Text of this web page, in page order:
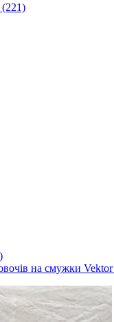
(221)
на смужки